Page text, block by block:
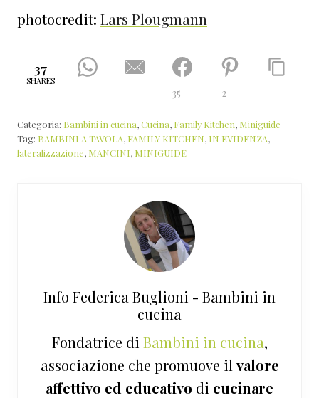
photocredit: Lars Plougmann
37
SHARES
35 2
Categoria: Bambini in cucina,Cucina, Family Kitchen, Miniguide
Tag: BAMBINI A TAVOLA, FAMILY KITCHEN, IN EVIDENZA,
lateralizzazione, MANCINI, MINIGUIDE
Info Federica Buglioni - Bambini in
cucina
Fondatrice di Bambini in cucina,
associazione che promuove il valore
affettivo ed educativo di cucinare